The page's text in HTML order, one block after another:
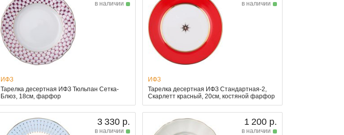
в наличии
ИФЗ
Тарелка десертная ИФЗ Тюльпан Сетка-
Блюз, 18см, фарфор
в наличии
ИФЗ
Тарелка десертная ИФЗ Стандартная-2,
Скарлетт красный, 20см, костяной фарфор
3 330 р.
в наличии
1 200 р.
в наличии